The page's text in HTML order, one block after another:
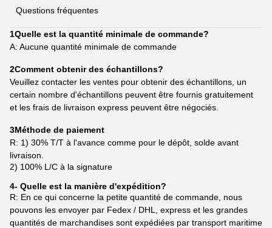
Questions fréquentes
1Quelle est la quantité minimale de commande?
A: Aucune quantité minimale de commande
2Comment obtenir des échantillons?
Veuillez contacter les ventes pour obtenir des échantillons, un
certain nombre d'échantillons peuvent être fournis gratuitement
et les frais de livraison express peuvent être négociés.
3Méthode de paiement
R: 1) 30% T/T à l'avance comme pour le dépôt, solde avant
livraison.
2) 100% L/C à la signature
4- Quelle est la manière d'expédition?
R: En ce qui concerne la petite quantité de commande, nous
pouvons les envoyer par Fedex / DHL, express et les grandes
quantités de marchandises sont expédiées par transport maritime